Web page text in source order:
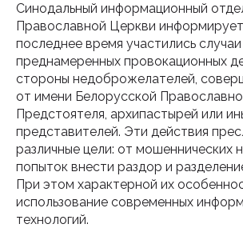
Синодальный информационный
Православной Церкви
последнее время участились случаи
преднамеренных провокационных
стороны недоброжелателей,
от имени Белорусской
Предстоятеля, архипастырей или
представителей. Эти действия
различные цели: от мошеннических
попыток внести раздор и
При этом характерной их
использование современных
технологий.